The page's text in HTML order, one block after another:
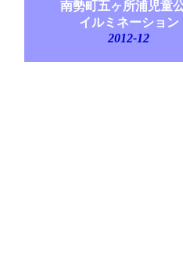
南勢町五ヶ所浦児童
イルミネーション
2012-12